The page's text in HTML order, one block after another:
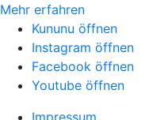
Mehr erfahren
Kununu öffnen
Instagram öffnen
Facebook öffnen
Youtube öffnen
Impressum